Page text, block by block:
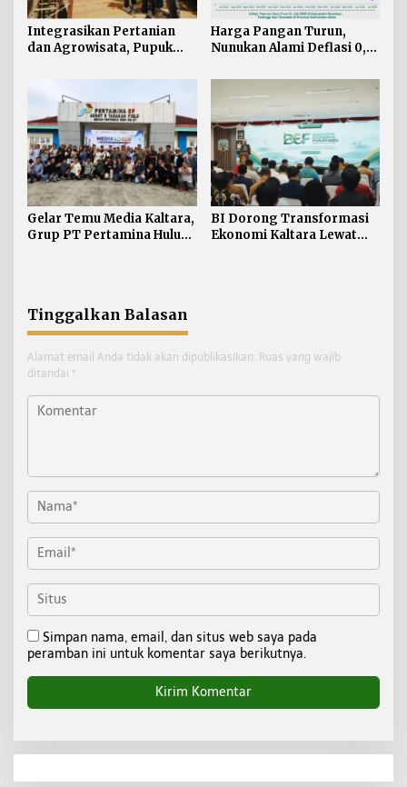
Integrasikan Pertanian
dan Agrowisata, Pupuk
Kampung Sawah Abadi di
Bulutana Sulsel
Harga Pangan Turun,
Nunukan Alami Deflasi 0,74
Gelar Temu Media Kaltara,
Grup PT Pertamina Hulu
BI Dorong Transformasi
Ekonomi Kaltara Lewat
Tinggalkan Balasan
Alamat email Anda tidak akan dipublikasikan. Ruas yang wajib
ditandai *
Simpan nama, email, dan situs web saya pada
peramban ini untuk komentar saya berikutnya.